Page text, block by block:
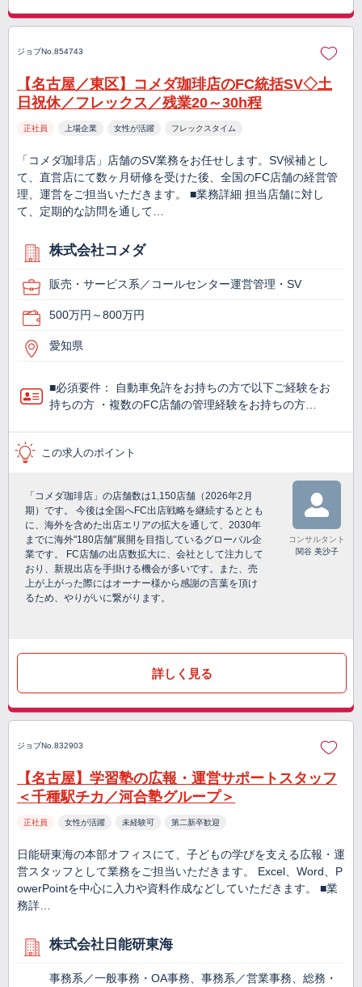
ジョブNo.854743
【名古屋／東区】コメダ珈琲店のFC統括SV◇土
日祝休／フレックス／残業20～30h程
正社員 上場企業 女性が活躍 フレックスタイム
「コメダ珈琲店」店舗のSV業務をお任せします。SV候補とし
て、直営店にて数ヶ月研修を受けた後、全国のFC店舗の経営管
理、運営をご担当いただきます。 ■業務詳細 担当店舗に対し
て、定期的な訪問を通して…
株式会社コメダ
販売・サービス系／コールセンター運営管理・SV
500万円～800万円
愛知県
■必須要件： 自動車免許をお持ちの方で以下ご経験をお
持ちの方 ・複数のFC店舗の管理経験をお持ちの方…
この求人のポイント
「コメダ珈琲店」の店舗数は1,150店舗（2026年2月
期）です。 今後は全国へFC出店戦略を継続するととも
に、海外を含めた出店エリアの拡大を通して、2030年
までに海外"180店舗"展開を目指しているグローバル企
業です。 FC店舗の出店数拡大に、会社として注力して
おり、新規出店を手掛ける機会が多いです。また、売
上が上がった際にはオーナー様から感謝の言葉を頂け
るため、やりがいに繋がります。
コンサルタント
関谷 美沙子
詳しく見る
ジョブNo.832903
【名古屋】学習塾の広報・運営サポートスタッフ
＜千種駅チカ／河合塾グループ＞
正社員 女性が活躍 未経験可 第二新卒歓迎
日能研東海の本部オフィスにて、子どもの学びを支える広報・運
営スタッフとして業務をご担当いただきます。 Excel、Word、P
owerPointを中心に入力や資料作成などしていただきます。 ■業
務詳…
株式会社日能研東海
事務系／一般事務・OA事務、事務系／営業事務、総務・